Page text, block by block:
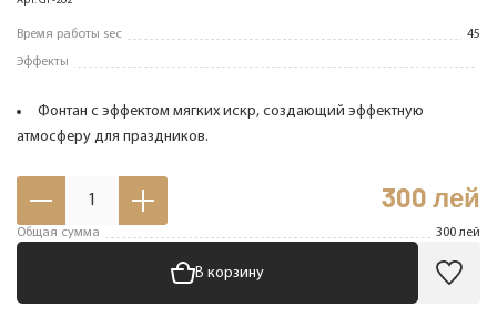
Время работы sec 45
Эффекты
Фонтан с эффектом мягких искр, создающий эффектную
атмосферу для праздников.
1 300 лей
Общая сумма 300лей
В корзину